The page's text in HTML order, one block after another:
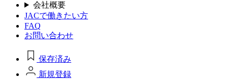
会社概要
JACで働きたい方
FAQ
お問い合わせ
保存済み
新規登録